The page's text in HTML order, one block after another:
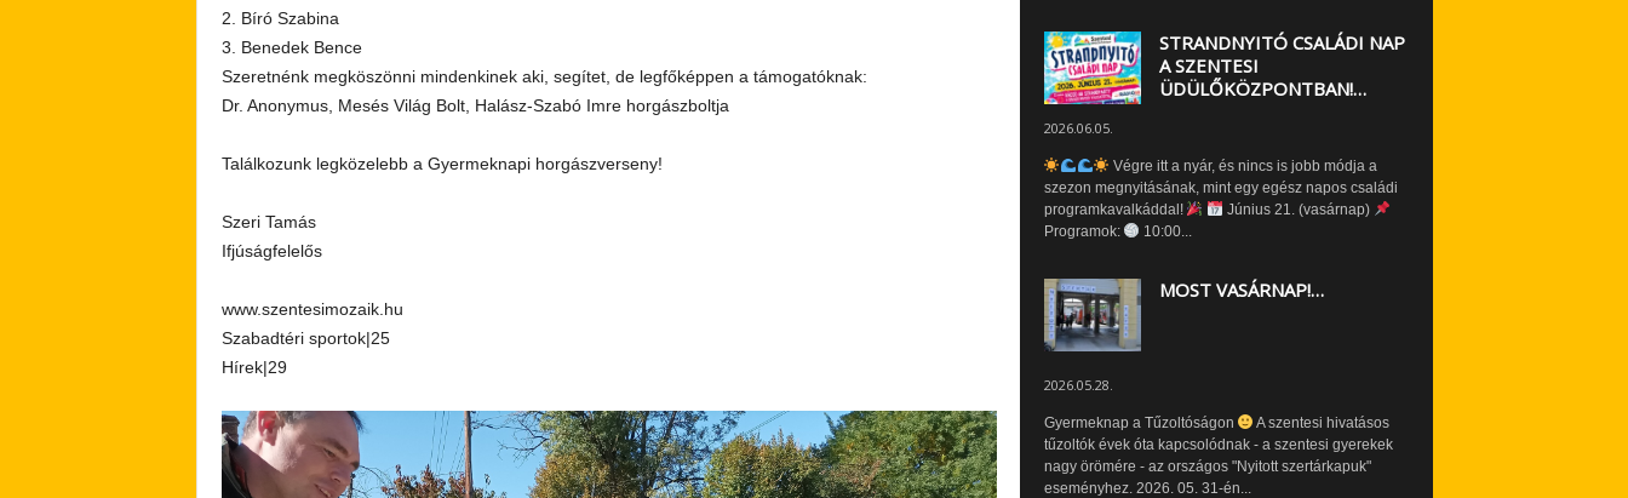
2. Bíró Szabina
3. Benedek Bence
Szeretnénk megköszönni mindenkinek aki, segítet, de legfőképpen a támogatóknak:
Dr. Anonymus, Mesés Világ Bolt, Halász-Szabó Imre horgászboltja
Találkozunk legközelebb a Gyermeknapi horgászverseny!
Szeri Tamás
Ifjúságfelelős
www.szentesimozaik.hu
Szabadtéri sportok|25
Hírek|29
STRANDNYITÓ CSALÁDI NAP
A SZENTESI
ÜDÜLŐKÖZPONTBAN!…
2026.06.05.
Végre itt a nyár, és nincs is jobb módja a
szezon megnyitásának, mint egy egész napos családi
programkavalkáddal!
Június 21. (vasárnap)
Programok:
10:00...
MOST VASÁRNAP!…
2026.05.28.
Gyermeknap a Tűzoltóságon
A szentesi hivatásos
tűzoltók évek óta kapcsolódnak - a szentesi gyerekek
nagy örömére - az országos "Nyitott szertárkapuk"
eseményhez. 2026. 05. 31-én...